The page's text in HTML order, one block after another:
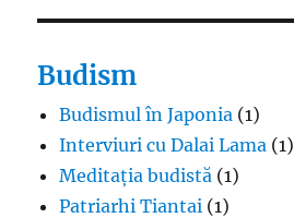
Budism
Budismul în Japonia (1)
Interviuri cu Dalai Lama (1)
Meditația budistă (1)
Patriarhi Tiantai (1)